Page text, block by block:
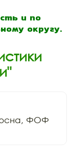
и по
округу.
ФОФ